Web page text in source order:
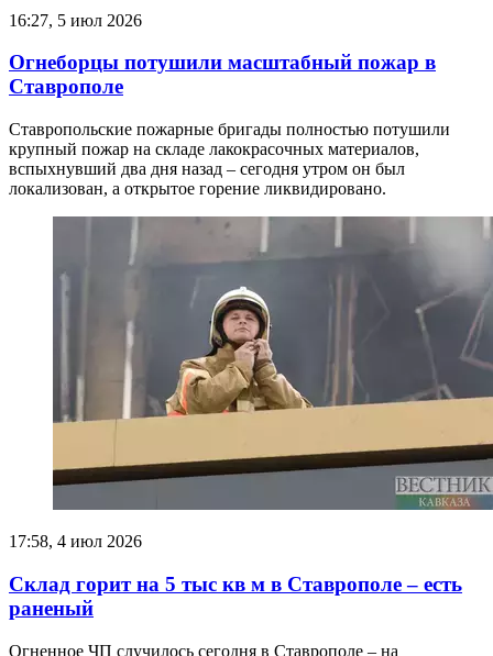
16:27, 5 июл 2026
Огнеборцы потушили масштабный пожар в
Ставрополе
Ставропольские пожарные бригады полностью потушили
крупный пожар на складе лакокрасочных материалов,
вспыхнувший два дня назад – сегодня утром он был
локализован, а открытое горение ликвидировано.
17:58, 4 июл 2026
Склад горит на 5 тыс кв м в Ставрополе – есть
раненый
Огненное ЧП случилось сегодня в Ставрополе – на